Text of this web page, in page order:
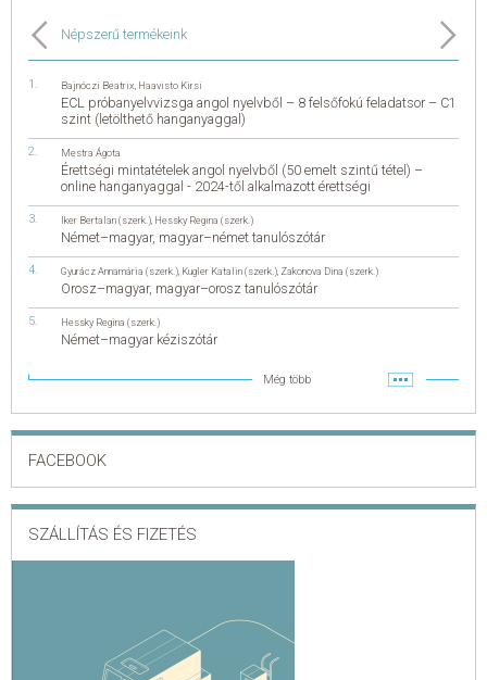
Népszerű termékeink
Bajnóczi Beatrix Haavisto Kirsi
ECL próbanyelvvizsga angol nyelvből – 8 felsőfokú feladatsor – C1
szint (letölthető hanganyaggal)
Mestra Ágota
Érettségi mintatételek angol nyelvből (50 emelt szintű tétel) –
online hanganyaggal - 2024-től alkalmazott érettségi
Iker Bertalan (szerk.) Hessky Regina (szerk.)
Német–magyar, magyar–német tanulószótár
Gyurácz Annamária (szerk.) Kugler Katalin (szerk.) Zakonova Dina (szerk.)
Orosz–magyar, magyar–orosz tanulószótár
Hessky Regina (szerk.)
Német–magyar kéziszótár
Még több
FACEBOOK
SZÁLLÍTÁS ÉS FIZETÉS